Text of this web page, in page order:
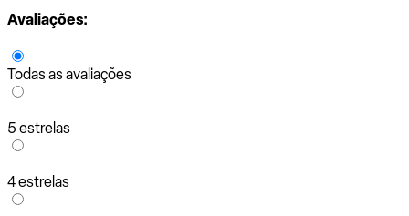
Avaliações:
Todas as avaliações
5 estrelas
4 estrelas